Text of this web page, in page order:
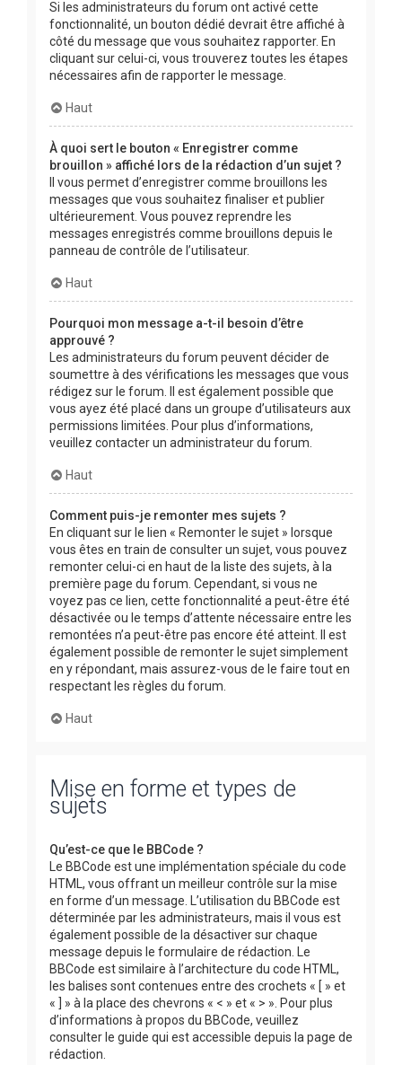
Si les administrateurs du forum ont activé cette
fonctionnalité, un bouton dédié devrait être affiché à
côté du message que vous souhaitez rapporter. En
cliquant sur celui-ci, vous trouverez toutes les étapes
nécessaires afin de rapporter le message.
Haut
À quoi sert le bouton « Enregistrer comme
brouillon » affiché lors de la rédaction d’un sujet ?
Il vous permet d’enregistrer comme brouillons les
messages que vous souhaitez finaliser et publier
ultérieurement. Vous pouvez reprendre les
messages enregistrés comme brouillons depuis le
panneau de contrôle de l’utilisateur.
Haut
Pourquoi mon message a-t-il besoin d’être
approuvé ?
Les administrateurs du forum peuvent décider de
soumettre à des vérifications les messages que vous
rédigez sur le forum. Il est également possible que
vous ayez été placé dans un groupe d’utilisateurs aux
permissions limitées. Pour plus d’informations,
veuillez contacter un administrateur du forum.
Haut
Comment puis-je remonter mes sujets ?
En cliquant sur le lien « Remonter le sujet » lorsque
vous êtes en train de consulter un sujet, vous pouvez
remonter celui-ci en haut de la liste des sujets, à la
première page du forum. Cependant, si vous ne
voyez pas ce lien, cette fonctionnalité a peut-être été
désactivée ou le temps d’attente nécessaire entre les
remontées n’a peut-être pas encore été atteint. Il est
également possible de remonter le sujet simplement
en y répondant, mais assurez-vous de le faire tout en
respectant les règles du forum.
Haut
Mise en forme et types de
sujets
Qu’est-ce que le BBCode ?
Le BBCode est une implémentation spéciale du code
HTML, vous offrant un meilleur contrôle sur la mise
en forme d’un message. L’utilisation du BBCode est
déterminée par les administrateurs, mais il vous est
également possible de la désactiver sur chaque
message depuis le formulaire de rédaction. Le
BBCode est similaire à l’architecture du code HTML,
les balises sont contenues entre des crochets « [ » et
« ] » à la place des chevrons « < » et « > ». Pour plus
d’informations à propos du BBCode, veuillez
consulter le guide qui est accessible depuis la page de
rédaction.